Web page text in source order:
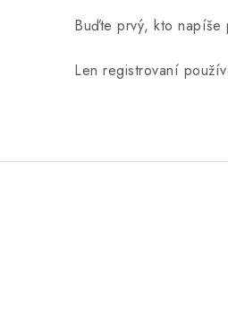
Buďte prvý, kto
Len registrovaní